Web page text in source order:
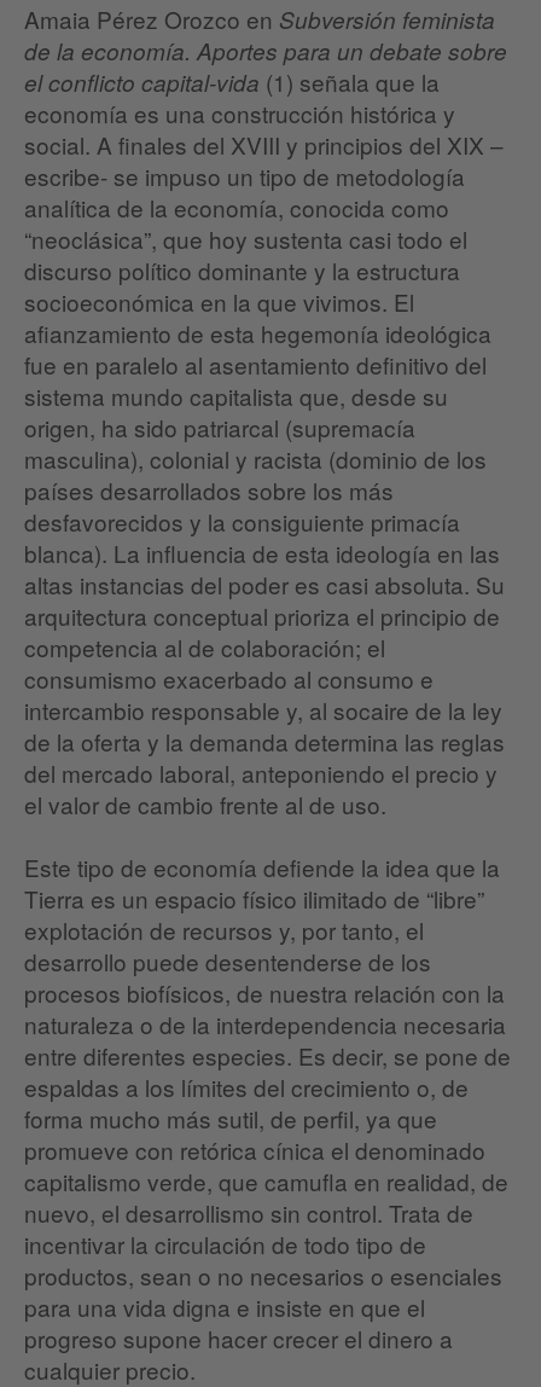
Amaia Pérez Orozco en Subversión feminista
de la economía. Aportes para un debate sobre
el conflicto capital-vida (1) señala que la
economía es una construcción histórica y
social. A finales del XVIII y principios del XIX –
escribe- se impuso un tipo de metodología
analítica de la economía, conocida como
“neoclásica”, que hoy sustenta casi todo el
discurso político dominante y la estructura
socioeconómica en la que vivimos. El
afianzamiento de esta hegemonía ideológica
fue en paralelo al asentamiento definitivo del
sistema mundo capitalista que, desde su
origen, ha sido patriarcal (supremacía
masculina), colonial y racista (dominio de los
países desarrollados sobre los más
desfavorecidos y la consiguiente primacía
blanca). La influencia de esta ideología en las
altas instancias del poder es casi absoluta. Su
arquitectura conceptual prioriza el principio de
competencia al de colaboración; el
consumismo exacerbado al consumo e
intercambio responsable y, al socaire de la ley
de la oferta y la demanda determina las reglas
del mercado laboral, anteponiendo el precio y
el valor de cambio frente al de uso.
Este tipo de economía defiende la idea que la
Tierra es un espacio físico ilimitado de “libre”
explotación de recursos y, por tanto, el
desarrollo puede desentenderse de los
procesos biofísicos, de nuestra relación con la
naturaleza o de la interdependencia necesaria
entre diferentes especies. Es decir, se pone de
espaldas a los límites del crecimiento o, de
forma mucho más sutil, de perfil, ya que
promueve con retórica cínica el denominado
capitalismo verde, que camufla en realidad, de
nuevo, el desarrollismo sin control. Trata de
incentivar la circulación de todo tipo de
productos, sean o no necesarios o esenciales
para una vida digna e insiste en que el
progreso supone hacer crecer el dinero a
cualquier precio.